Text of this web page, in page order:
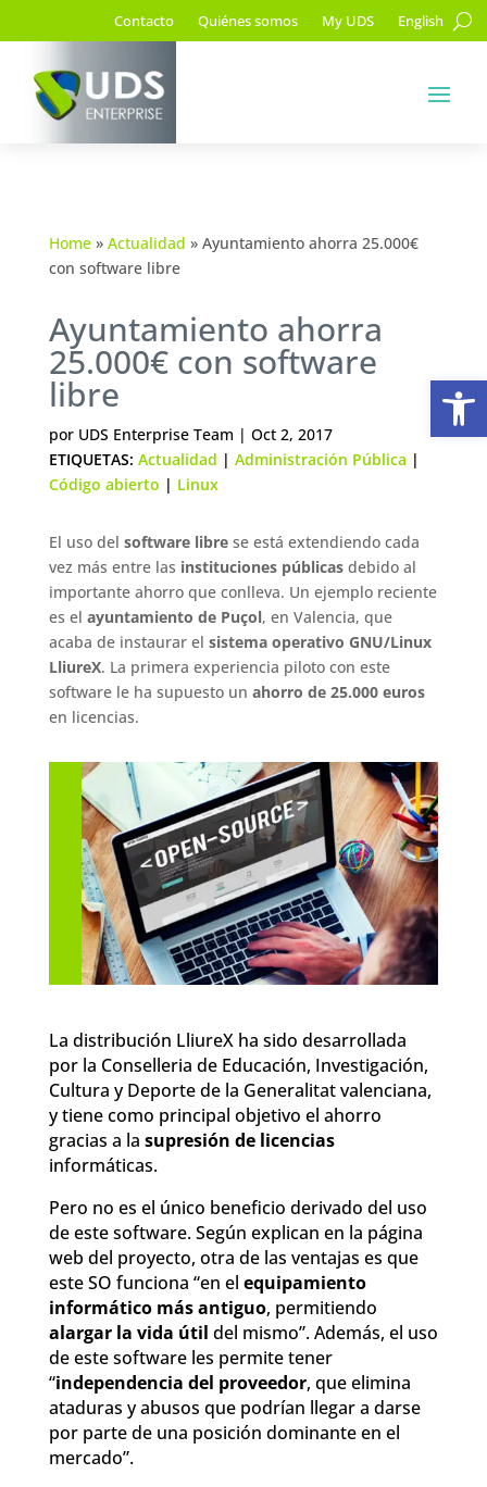
Contacto Quiénes somos My UDS English
Home» Actualidad » Ayuntamiento ahorra 25.000€
con software libre
Ayuntamiento ahorra
25.000€ con software
libre
por UDS Enterprise Team | Oct 2, 2017
ETIQUETAS: Actualidad | Administración Pública |
Código abierto | Linux
El uso del software librese está extendiendo cada
vez más entre las instituciones públicasdebido al
importante ahorro que conlleva. Un ejemplo reciente
es el ayuntamiento de Puçol, en Valencia, que
acaba de instaurar el sistema operativo GNU/Linux
LliureX. La primera experiencia piloto con este
software le ha supuesto un ahorro de 25.000 euros
en licencias.
La distribución LliureX ha sido desarrollada
por la Conselleria de Educación, Investigación,
Cultura y Deporte de la Generalitat valenciana,
y tiene como principal objetivo el ahorro
gracias a la supresión de licencias
informáticas.
Pero no es el único beneficio derivado del uso
de este software. Según explican en la página
web del proyecto, otra de las ventajas es que
este SO funciona “en el equipamiento
informático más antiguo, permitiendo
alargar la vida útil del mismo”. Además, el uso
de este software les permite tener
“independencia del proveedor, que elimina
ataduras y abusos que podrían llegar a darse
por parte de una posición dominante en el
mercado”.